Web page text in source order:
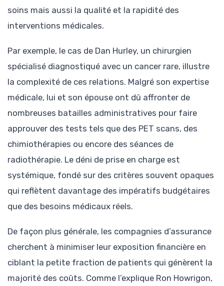
soins mais aussi la qualité et la rapidité des
interventions médicales.
Par exemple, le cas de Dan Hurley, un chirurgien
spécialisé diagnostiqué avec un cancer rare, illustre
la complexité de ces relations. Malgré son expertise
médicale, lui et son épouse ont dû affronter de
nombreuses batailles administratives pour faire
approuver des tests tels que des PET scans, des
chimiothérapies ou encore des séances de
radiothérapie. Le déni de prise en charge est
systémique, fondé sur des critères souvent opaques
qui reflètent davantage des impératifs budgétaires
que des besoins médicaux réels.
De façon plus générale, les compagnies d’assurance
cherchent à minimiser leur exposition financière en
ciblant la petite fraction de patients qui génèrent la
majorité des coûts. Comme l’explique Ron Howrigon,